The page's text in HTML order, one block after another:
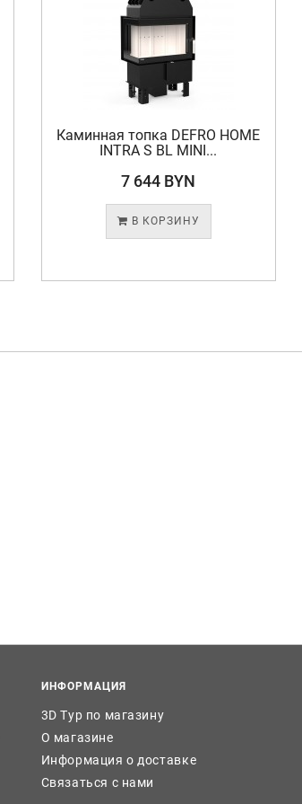
Каминная топка DEFRO HOME
INTRA S BL MINI...
7 644 BYN
В КОРЗИНУ
ИНФОРМАЦИЯ
3D Тур по магазину
О магазине
Информация о доставке
Связаться с нами